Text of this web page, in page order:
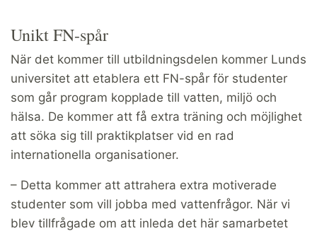
Unikt FN-spår
När det kommer till utbildningsdelen kommer Lunds
universitet att etablera ett FN-spår för studenter
som går program kopplade till vatten, miljö och
hälsa. De kommer att få extra träning och möjlighet
att söka sig till praktikplatser vid en rad
internationella organisationer.
– Detta kommer att attrahera extra motiverade
studenter som vill jobba med vattenfrågor. När vi
blev tillfrågade om att inleda det här samarbetet